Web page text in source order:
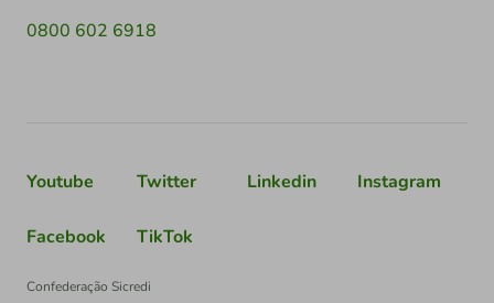
0800 602 6918
Youtube Twitter Linkedin Instagram
Facebook TikTok
Confederação Sicredi